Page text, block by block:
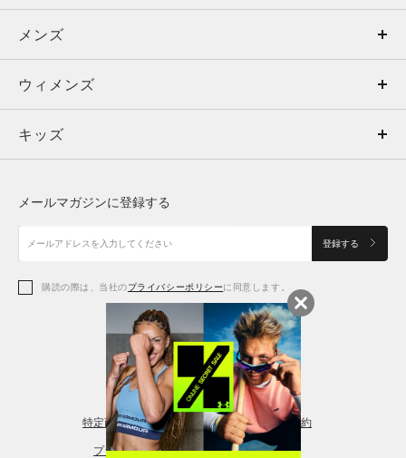
メンズ
ウィメンズ
キッズ
アクセサリー
メンズ
トップス
ボトムス
アクセサリー
ウィメンズ
トップス
シューズ
アクセサリー
レギンス＆タイツ
キッズ
シューズ
メールマガジンに登録する
登録する
購読の際は、当社のプライバシーポリシーに同意します。
特定商取引法に基づく通販の表記 会員規約
プライバシーポリシー